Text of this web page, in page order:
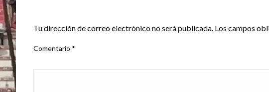
Tu dirección de correo electrónico no será publicada. Los campos
Comentario *